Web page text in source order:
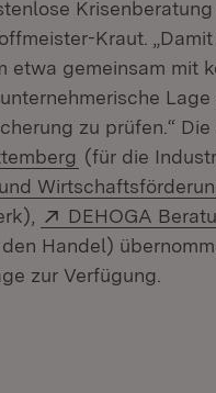
Kraut.
etwa gemeinsam mit
zu prüfen.“
(Öffnet in
(für die
Extern:
DEHOGA
in neuem Fenster)
Handel)
zur Verfügung.